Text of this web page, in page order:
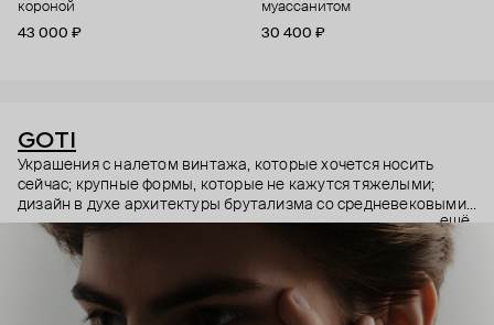
короной
43 000 ₽
муассанитом
30 400 ₽
GOTI
Украшения с налетом винтажа, которые хочется носить
сейчас; крупные формы, которые не кажутся тяжелыми;
дизайн в духе архитектуры брутализма со средневековыми
символами – эстетика итальянского бренда GOTI строится
на красивых парадоксах. Парадоксах, которые не
замечаешь, потому что элементы каждого украшения
складываются максимально гармонично.
ещё